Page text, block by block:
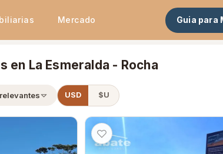
Mercado Guia para
en La Esmeralda - Rocha
USD $U